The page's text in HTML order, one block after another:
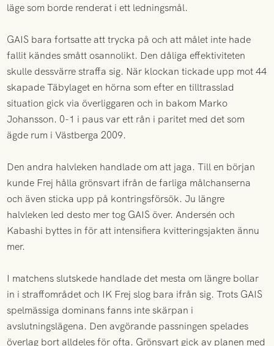
läge som borde renderat i ett ledningsmål.
GAIS bara fortsatte att trycka på och att målet inte hade
fallit kändes smått osannolikt. Den dåliga effektiviteten
skulle dessvärre straffa sig. När klockan tickade upp mot 44
skapade Täbylaget en hörna som efter en tilltrasslad
situation gick via överliggaren och in bakom Marko
Johansson. 0-1 i paus var ett rån i paritet med det som
ägde rum i Västberga 2009.
Den andra halvleken handlade om att jaga. Till en början
kunde Frej hålla grönsvart ifrån de farliga målchanserna
och även sticka upp på kontringsförsök. Ju längre
halvleken led desto mer tog GAIS över. Andersén och
Kabashi byttes in för att intensifiera kvitteringsjakten ännu
mer.
I matchens slutskede handlade det mesta om längre bollar
in i straffområdet och IK Frej slog bara ifrån sig. Trots GAIS
spelmässiga dominans fanns inte skärpan i
avslutningslägena. Den avgörande passningen spelades
överlag bort alldeles för ofta. Grönsvart gick av planen med